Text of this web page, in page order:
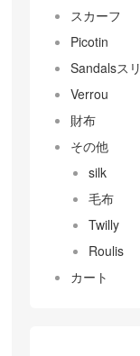
スカーフ
Picotin
Sandalsス
Verrou
財布
その他
silk
毛布
Twilly
Roulis
カート